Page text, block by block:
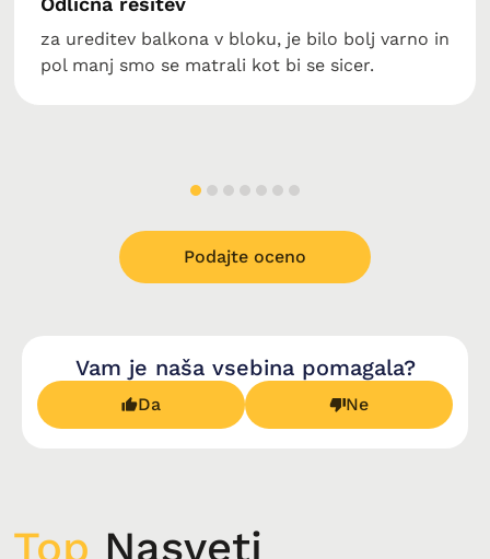
za ureditev balkona v bloku, je bilo bolj varno in
pol manj smo se matrali kot bi se sicer.
Podajte oceno
Vam je naša vsebina pomagala?
Da Ne
Top Nasveti